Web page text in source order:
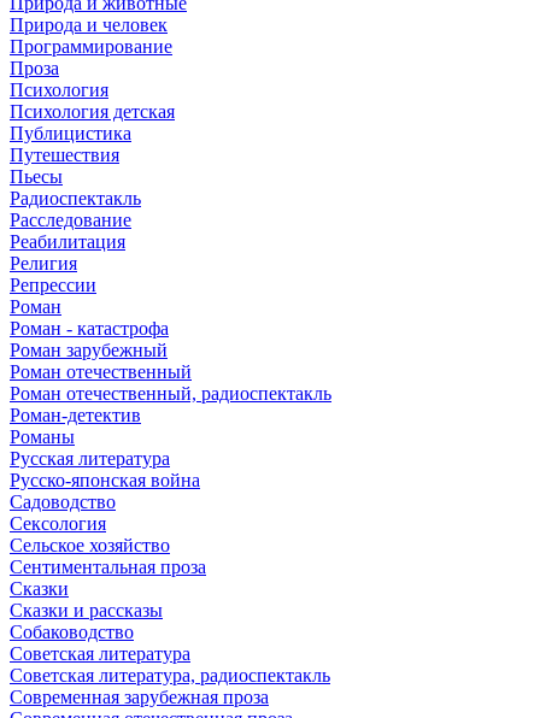
Природа и человек
Программирование
Проза
Психология
Психология детская
Публицистика
Путешествия
Пьесы
Радиоспектакль
Расследование
Реабилитация
Религия
Репрессии
Роман
Роман - катастрофа
Роман зарубежный
Роман отечественный
Роман отечественный, радиоспектакль
Роман-детектив
Романы
Русская литература
Русско-японская война
Садоводство
Сексология
Сельское хозяйство
Сентиментальная проза
Сказки
Сказки и рассказы
Собаководство
Советская литература
Советская литература, радиоспектакль
Современная зарубежная проза